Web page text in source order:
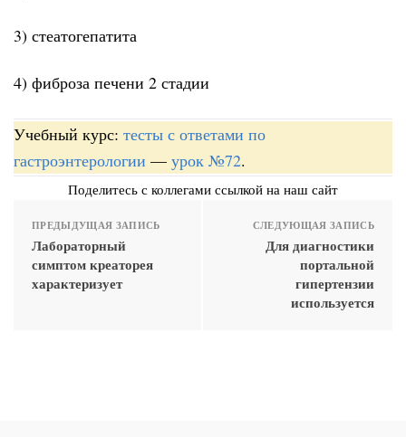
3) стеатогепатита
4) фиброза печени 2 стадии
Учебный курс: тесты с ответами по
гастроэнтерологии — урок №72.
Поделитесь с коллегами ссылкой на наш сайт
ПРЕДЫДУЩАЯ ЗАПИСЬ
Лабораторный
симптом креаторея
характеризует
СЛЕДУЮЩАЯ ЗАПИСЬ
Для диагностики
портальной
гипертензии
используется